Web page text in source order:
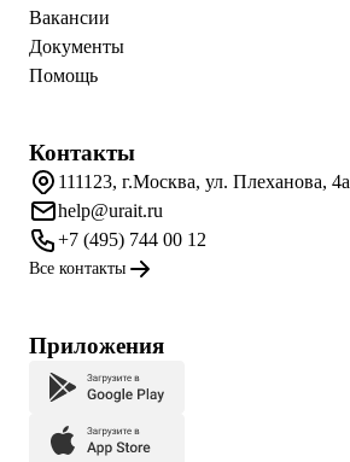
Вакансии
Документы
Помощь
Контакты
111123, г.Москва, ул. Плеханова, 4а
help@urait.ru
+7 (495) 744 00 12
Все контакты
Приложения